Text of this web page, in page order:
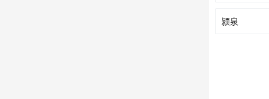
颍泉